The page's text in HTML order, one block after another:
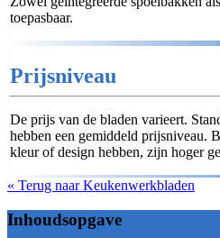
toepasbaar.
Prijsniveau
De prijs van de bladen varieert.
hebben een gemiddeld prijsniveau.
kleur of design hebben, zijn hoger
« Terug naar Keukenwerkbladen
Inhoudsopgave